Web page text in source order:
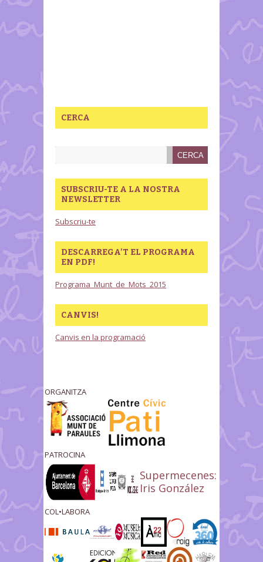
CERCA
SUBSCRIU-TE A LA NOSTRA
NEWSLETTER
Subscriu-te
DESCARREGA’T EL PROGRAMA
EN PDF!
Programa_Munt_de_Mots_2015
CANVIS!
Canvis en la programació
ORGANITZA
PATROCINA
Supermecenes:
Iris González
COL•LABORA